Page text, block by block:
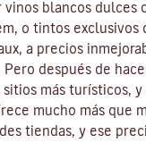
vinos blancos dulces
o tintos exclusivos
, a precios
después de
sitios más turísticos, y
mucho más que
tiendas, y ese